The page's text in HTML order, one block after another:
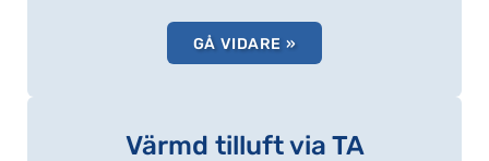
GÅ VIDARE »
Värmd tilluft via TA